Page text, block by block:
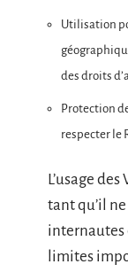
Utilisation
des droits
Protection
respecter le
L’usage
tant qu’il
internautes
limites